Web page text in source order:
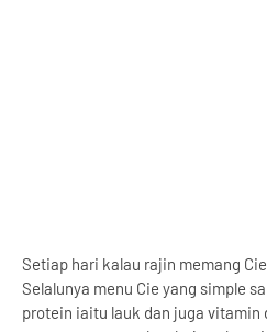
Setiap hari kalau rajin memang
Selalunya menu Cie yang simple
protein iaitu lauk dan juga vitamin